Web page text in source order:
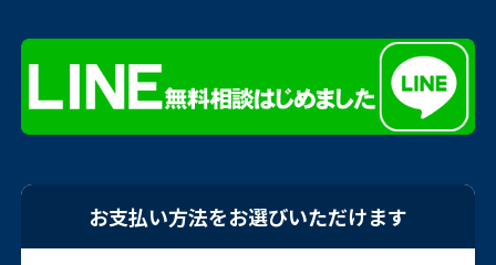
お支払い方法をお選びいただけます